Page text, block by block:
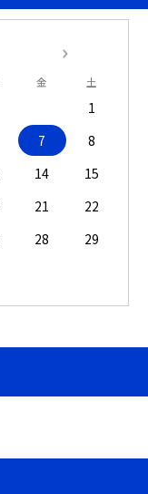
金 土
1
7
8
14
15
21
22
28
29